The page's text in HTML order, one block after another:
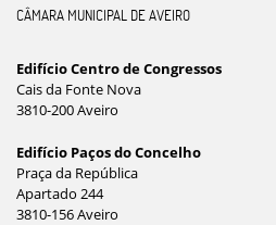
CÂMARA MUNICIPAL DE AVEIRO
Edifício Centro de Congressos
Cais da Fonte Nova
3810-200 Aveiro
Edifício Paços do Concelho
Praça da República
Apartado 244
3810-156 Aveiro